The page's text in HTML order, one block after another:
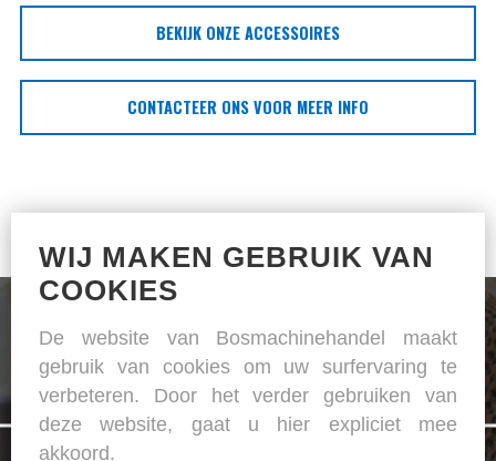
BEKIJK ONZE ACCESSOIRES
CONTACTEER ONS VOOR MEER INFO
De specialist in naai- en strijkapparatuur
WIJ MAKEN GEBRUIK VAN
COOKIES
De website van Bosmachinehandel maakt
gebruik van cookies om uw surfervaring te
verbeteren. Door het verder gebruiken van
deze website, gaat u hier expliciet mee
akkoord.